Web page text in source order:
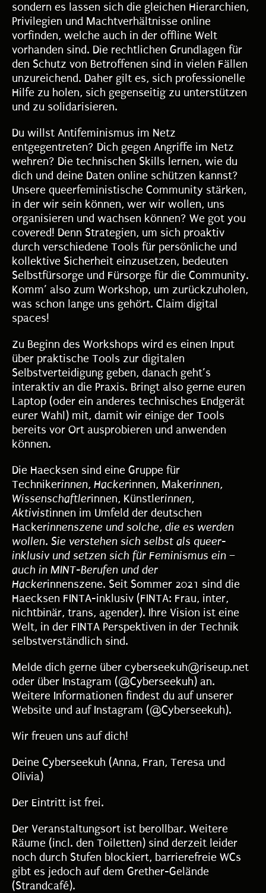
sondern es lassen sich die gleichen Hierarchien,
Privilegien und Machtverhältnisse online
vorfinden, welche auch in der offline Welt
vorhanden sind. Die rechtlichen Grundlagen für
den Schutz von Betroffenen sind in vielen Fällen
unzureichend. Daher gilt es, sich professionelle
Hilfe zu holen, sich gegenseitig zu unterstützen
und zu solidarisieren.
Du willst Antifeminismus im Netz
entgegentreten? Dich gegen Angriffe im Netz
wehren? Die technischen Skills lernen, wie du
dich und deine Daten online schützen kannst?
Unsere queerfeministische Community stärken,
in der wir sein können, wer wir wollen, uns
organisieren und wachsen können? We got you
covered! Denn Strategien, um sich proaktiv
durch verschiedene Tools für persönliche und
kollektive Sicherheit einzusetzen, bedeuten
Selbstfürsorge und Fürsorge für die Community.
Komm’ also zum Workshop, um zurückzuholen,
was schon lange uns gehört. Claim digital
spaces!
Zu Beginn des Workshops wird es einen Input
über praktische Tools zur digitalen
Selbstverteidigung geben, danach geht’s
interaktiv an die Praxis. Bringt also gerne euren
Laptop (oder ein anderes technisches Endgerät
eurer Wahl) mit, damit wir einige der Tools
bereits vor Ort ausprobieren und anwenden
können.
Die Haecksen sind eine Gruppe für
Technikerinnen, Hackerinnen, Makerinnen,
Wissenschaftlerinnen, Künstlerinnen,
Aktivistinnen im Umfeld der deutschen
Hackerinnenszene und solche, die es werden
wollen. Sie verstehen sich selbst als queer-
inklusiv und setzen sich für Feminismus ein –
auch in MINT-Berufen und der
Hackerinnenszene. Seit Sommer 2021 sind die
Haecksen FINTA-inklusiv (FINTA: Frau, inter,
nichtbinär, trans, agender). Ihre Vision ist eine
Welt, in der FINTA Perspektiven in der Technik
selbstverständlich sind.
Melde dich gerne über cyberseekuh@riseup.net
oder über Instagram (@Cyberseekuh) an.
Weitere Informationen findest du auf unserer
Website und auf Instagram (@Cyberseekuh).
Wir freuen uns auf dich!
Deine Cyberseekuh (Anna, Fran, Teresa und
Olivia)
Der Eintritt ist frei.
Der Veranstaltungsort ist berollbar. Weitere
Räume (incl. den Toiletten) sind derzeit leider
noch durch Stufen blockiert, barrierefreie WCs
gibt es jedoch auf dem Grether-Gelände
(Strandcafé).